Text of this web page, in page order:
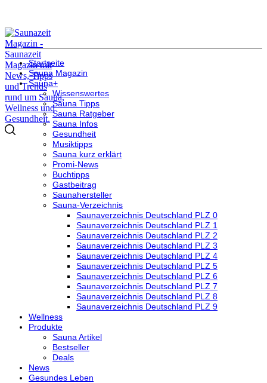
Startseite
Sauna Magazin
Sauna+
Wissenswertes
Sauna Tipps
Sauna Ratgeber
Sauna Infos
Gesundheit
Musiktipps
Sauna kurz erklärt
Promi-News
Buchtipps
Gastbeitrag
Saunahersteller
Sauna-Verzeichnis
Saunaverzeichnis Deutschland PLZ 0
Saunaverzeichnis Deutschland PLZ 1
Saunaverzeichnis Deutschland PLZ 2
Saunaverzeichnis Deutschland PLZ 3
Saunaverzeichnis Deutschland PLZ 4
Saunaverzeichnis Deutschland PLZ 5
Saunaverzeichnis Deutschland PLZ 6
Saunaverzeichnis Deutschland PLZ 7
Saunaverzeichnis Deutschland PLZ 8
Saunaverzeichnis Deutschland PLZ 9
Wellness
Produkte
Sauna Artikel
Bestseller
Deals
News
Gesundes Leben